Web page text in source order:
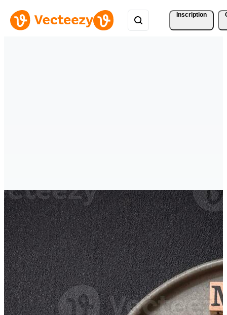
Inscription